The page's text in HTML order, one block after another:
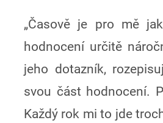
„Časově je pro mě
hodnocení určitě
jeho dotazník,
svou část hodnocení.
Každý rok mi to jde